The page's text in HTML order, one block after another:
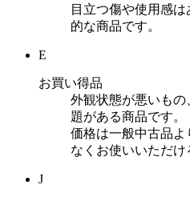
目立つ傷や使用感
的な商品です。
E
お買い得品
外観状態が悪いも
題がある商品です。
価格は一般中古品
なくお使いいただけ
J